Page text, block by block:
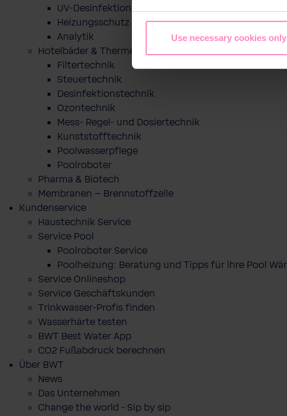
Use necessary cookies only
UV-Desinfektion
Heizungsschutz
Analytik
Hotelbäder & Thermen
Filtertechnik
Steuertechnik
Desinfektionstechnik
Ozontechnik
Mess- Regel- und Dosiertechnik
Kunststofftechnik
Poolwasserpflege
Poolroboter
Pharma & Biotech
Membranen – Brennstoffzelle
Kundenservice
Haustechnik Service
Service Pool
Poolroboter Service
Poolheizung: Beratung und Tipps für ihre Pool
Service Onlineshop
Service Geschäftskunden
Trinkwasser-Profis finden
Wasserhärte testen
BWT Best Water App
CO2 Fußabdruck berechnen
Über BWT
News
Das Unternehmen
Change the world - Sip by sip